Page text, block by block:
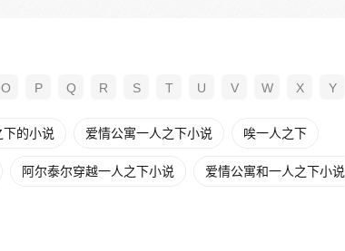
O P Q R S T U V W X Y
下的小说 爱情公寓一人之下小说 唉一人之下
阿尔泰尔穿越一人之下小说 爱情公寓和一人之下小说